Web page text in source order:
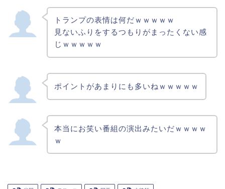
トランプの表情は何だｗｗｗｗｗ
見ないふりをするつもりがまったくない感
じｗｗｗｗｗ
ポイントがあまりにも多いねｗｗｗｗｗ
本当にお笑い番組の演出みたいだｗｗｗｗ
ｗ